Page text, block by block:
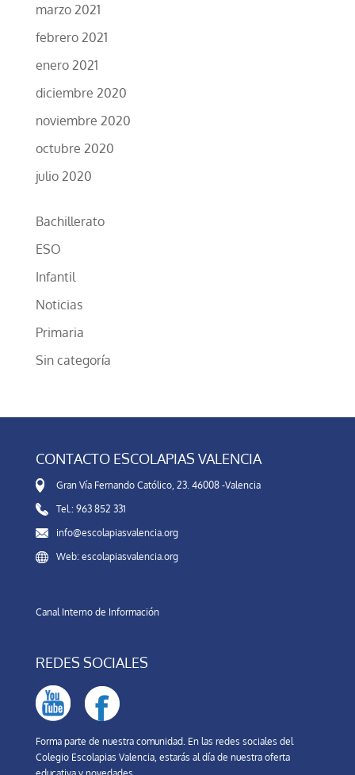
marzo 2021
febrero 2021
enero 2021
diciembre 2020
noviembre 2020
octubre 2020
julio 2020
Bachillerato
ESO
Infantil
Noticias
Primaria
Sin categoría
CONTACTO ESCOLAPIAS VALENCIA
Gran Vía Fernando Católico, 23. 46008 -Valencia
Tel.: 963 852 331
info@escolapiasvalencia.org
Web: escolapiasvalencia.org
Canal Interno de Información
REDES SOCIALES
Forma parte de nuestra comunidad. En las redes sociales del
Colegio Escolapias Valencia, estarás al día de nuestra oferta